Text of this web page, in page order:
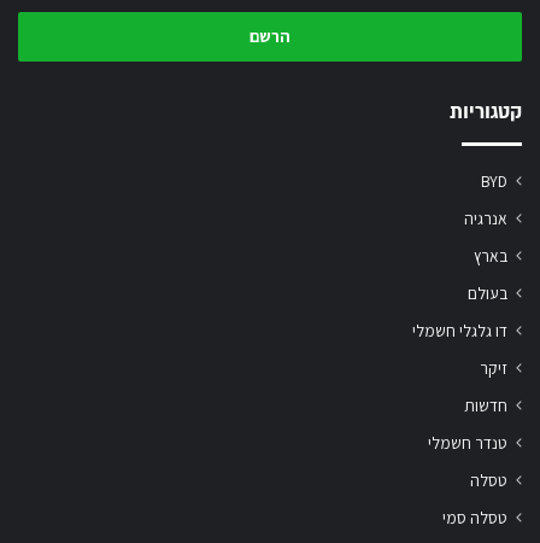
כתובת
שלך
קטגוריות
BYD
אנרגיה
בארץ
בעולם
דו גלגלי חשמלי
זיקר
חדשות
טנדר חשמלי
טסלה
טסלה סמי